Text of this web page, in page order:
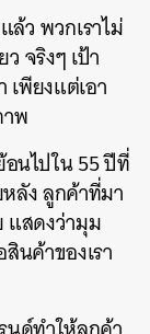
ล้ว พวกเราไม่
จริงๆ เป้า
เพียงแต่เอา
พ
นไปใน 55 ปีที่
ลัง ลูกค้าที่มา
แสดงว่ามุม
นค้าของเรา